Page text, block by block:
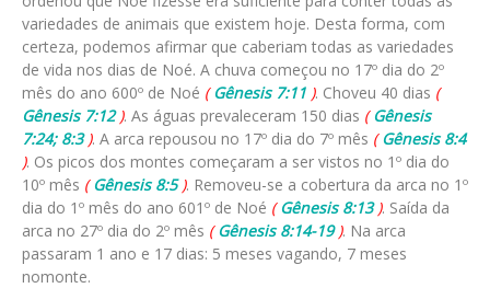
variedades de animais que existem hoje. Desta forma, com
certeza, podemos afirmar que caberiam todas as variedades
de vida nos dias de Noé. A chuva começou no 17º dia do 2º
mês do ano 600º de Noé (Gênesis 7:11 ). Choveu 40 dias (
Gênesis 7:12). As águas prevaleceram 150 dias (Gênesis
7:24; 8:3). A arca repousou no 17º dia do 7º mês (Gênesis 8:4
). Os picos dos montes começaram a ser vistos no 1º dia do
10º mês (Gênesis 8:5). Removeu-se a cobertura da arca no 1º
dia do 1º mês do ano 601º de Noé (Gênesis 8:13). Saída da
arca no 27º dia do 2º mês (Gênesis 8:14-19). Na arca
passaram 1 ano e 17 dias: 5 meses vagando, 7 meses
nomonte.